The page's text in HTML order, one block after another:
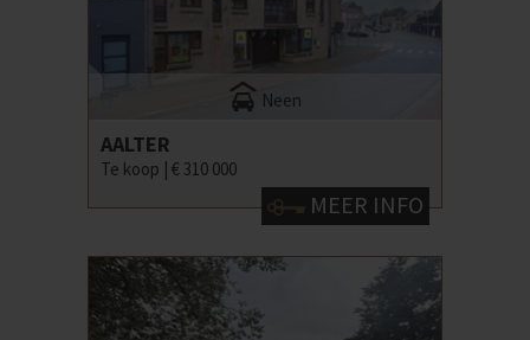
Neen
AALTER
Te koop | € 310 000
MEER INFO